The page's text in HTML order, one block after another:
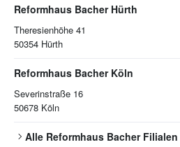
Reformhaus Bacher Hürth
Theresienhöhe 41
50354 Hürth
Reformhaus Bacher Köln
Severinstraße 16
50678 Köln
Alle Reformhaus BacherFilialen